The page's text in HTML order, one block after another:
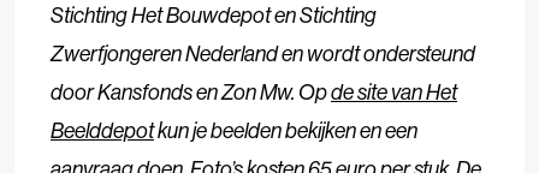
Stichting Het Bouwdepot en Stichting
Zwerfjongeren Nederland en wordt ondersteund
door Kansfonds en Zon Mw. Opde site van Het
Beelddepotkun je beelden bekijken en een